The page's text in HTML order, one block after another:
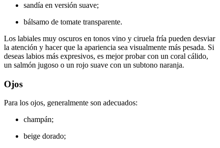
sandía en versión suave;
bálsamo de tomate transparente.
Los labiales muy oscuros en tonos vino y ciruela fría pueden desviar
la atención y hacer que la apariencia sea visualmente más pesada. Si
deseas labios más expresivos, es mejor probar con un coral cálido,
un salmón jugoso o un rojo suave con un subtono naranja.
Ojos
Para los ojos, generalmente son adecuados:
champán;
beige dorado;